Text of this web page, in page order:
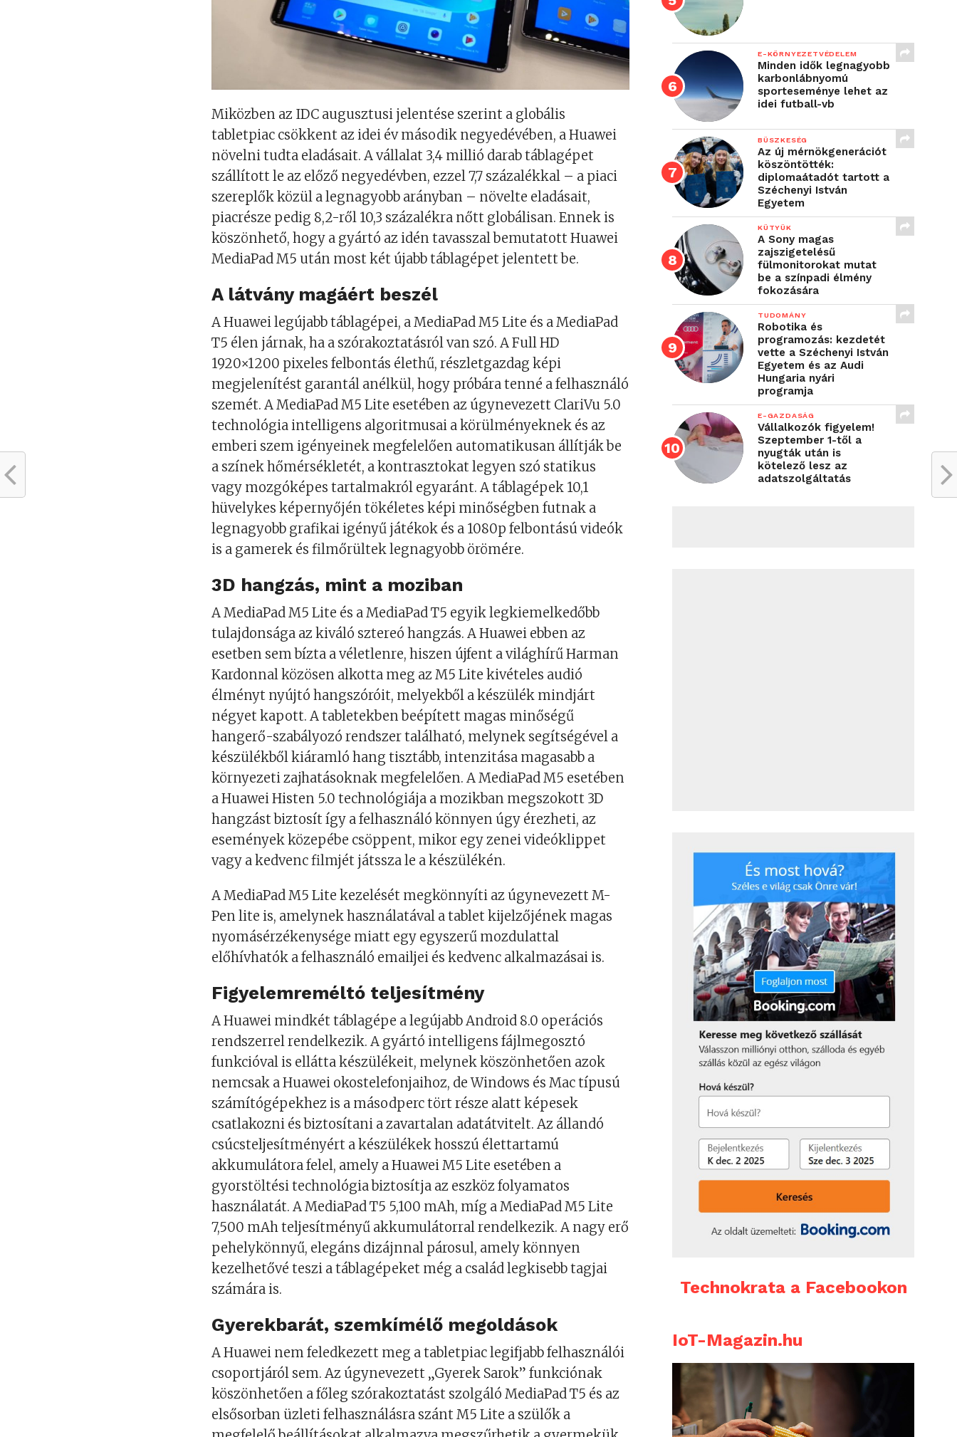
Miközben az IDC augusztusi jelentése szerint a globális
tabletpiac csökkent az idei év második negyedévében, a Huawei
növelni tudta eladásait. A vállalat 3,4 millió darab táblagépet
szállított le az előző negyedévben, ezzel 7,7 százalékkal – a piaci
szereplők közül a legnagyobb arányban – növelte eladásait,
piacrésze pedig 8,2-ről 10,3 százalékra nőtt globálisan. Ennek is
köszönhető, hogy a gyártó az idén tavasszal bemutatott Huawei
MediaPad M5 után most két újabb táblagépet jelentett be.
A látvány magáért beszél
A Huawei legújabb táblagépei, a MediaPad M5 Lite és a MediaPad
T5 élen járnak, ha a szórakoztatásról van szó. A Full HD
1920×1200 pixeles felbontás élethű, részletgazdag képi
megjelenítést garantál anélkül, hogy próbára tenné a felhasználó
szemét. A MediaPad M5 Lite esetében az úgynevezett ClariVu 5.0
technológia intelligens algoritmusai a körülményeknek és az
emberi szem igényeinek megfelelően automatikusan állítják be
a színek hőmérsékletét, a kontrasztokat legyen szó statikus
vagy mozgóképes tartalmakról egyaránt. A táblagépek 10,1
hüvelykes képernyőjén tökéletes képi minőségben futnak a
legnagyobb grafikai igényű játékok és a 1080p felbontású videók
is a gamerek és filmőrültek legnagyobb örömére.
3D hangzás, mint a moziban
A MediaPad M5 Lite és a MediaPad T5 egyik legkiemelkedőbb
tulajdonsága az kiváló sztereó hangzás. A Huawei ebben az
esetben sem bízta a véletlenre, hiszen újfent a világhírű Harman
Kardonnal közösen alkotta meg az M5 Lite kivételes audió
élményt nyújtó hangszóróit, melyekből a készülék mindjárt
négyet kapott. A tabletekben beépített magas minőségű
hangerő-szabályozó rendszer található, melynek segítségével a
készülékből kiáramló hang tisztább, intenzitása magasabb a
környezeti zajhatásoknak megfelelően. A MediaPad M5 esetében
a Huawei Histen 5.0 technológiája a mozikban megszokott 3D
hangzást biztosít így a felhasználó könnyen úgy érezheti, az
események közepébe csöppent, mikor egy zenei videóklippet
vagy a kedvenc filmjét játssza le a készülékén.
A MediaPad M5 Lite kezelését megkönnyíti az úgynevezett M-
Pen lite is, amelynek használatával a tablet kijelzőjének magas
nyomásérzékenysége miatt egy egyszerű mozdulattal
előhívhatók a felhasználó emailjei és kedvenc alkalmazásai is.
Figyelemreméltó teljesítmény
A Huawei mindkét táblagépe a legújabb Android 8.0 operációs
rendszerrel rendelkezik. A gyártó intelligens fájlmegosztó
funkcióval is ellátta készülékeit, melynek köszönhetően azok
nemcsak a Huawei okostelefonjaihoz, de Windows és Mac típusú
számítógépekhez is a másodperc tört része alatt képesek
csatlakozni és biztosítani a zavartalan adatátvitelt. Az állandó
csúcsteljesítményért a készülékek hosszú élettartamú
akkumulátora felel, amely a Huawei M5 Lite esetében a
gyorstöltési technológia biztosítja az eszköz folyamatos
használatát. A MediaPad T5 5,100 mAh, míg a MediaPad M5 Lite
7,500 mAh teljesítményű akkumulátorral rendelkezik. A nagy erő
pehelykönnyű, elegáns dizájnnal párosul, amely könnyen
kezelhetővé teszi a táblagépeket még a család legkisebb tagjai
számára is.
Gyerekbarát, szemkímélő megoldások
A Huawei nem feledkezett meg a tabletpiac legifjabb felhasználói
csoportjáról sem. Az úgynevezett „Gyerek Sarok” funkciónak
köszönhetően a főleg szórakoztatást szolgáló MediaPad T5 és az
elsősorban üzleti felhasználásra szánt M5 Lite a szülők a
E-KÖRNYEZETVÉDELEM
Minden idők legnagyobb
karbonlábnyomú
sporteseménye lehet az
idei futball-vb
BÜSZKESÉG
Az új mérnökgenerációt
köszöntötték:
diplomaátadót tartott a
Széchenyi István
Egyetem
KÜTYÜK
A Sony magas
zajszigetelésű
fülmonitorokat mutat
be a színpadi élmény
fokozására
TUDOMÁNY
Robotika és
programozás: kezdetét
vette a Széchenyi István
Egyetem és az Audi
Hungaria nyári
programja
E-GAZDASÁG
Vállalkozók figyelem!
Szeptember 1-től a
nyugták után is
kötelező lesz az
adatszolgáltatás
Technokrata a Facebookon
IoT-Magazin.hu